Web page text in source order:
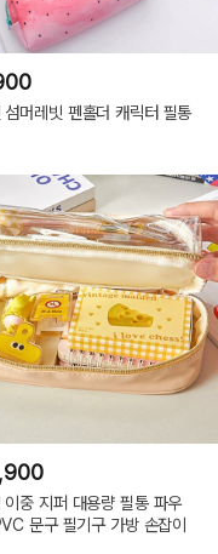
섬머레빗 펜홀더 캐릭터 필통
이중 지퍼 대용량 필통 파우
문구 필기구 가방 손잡이